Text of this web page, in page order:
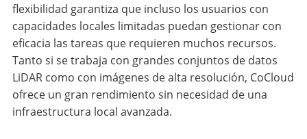
flexibilidad garantiza que incluso los usuarios con
capacidades locales limitadas puedan gestionar con
eficacia las tareas que requieren muchos recursos.
Tanto si se trabaja con grandes conjuntos de datos
LiDAR como con imágenes de alta resolución, CoCloud
ofrece un gran rendimiento sin necesidad de una
infraestructura local avanzada.